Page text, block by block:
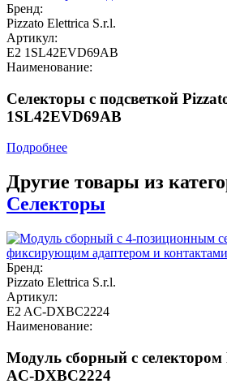
Бренд:
Pizzato Elettrica S.r.l.
Артикул:
E2 1SL42EVD69AB
Наименование:
Селекторы с подсветкой
1SL42EVD69AB
Подробнее
Другие товары из
Селекторы
Бренд:
Pizzato Elettrica S.r.l.
Артикул:
E2 AC-DXBC2224
Наименование:
Модуль сборный с селектором
AC-DXBC2224